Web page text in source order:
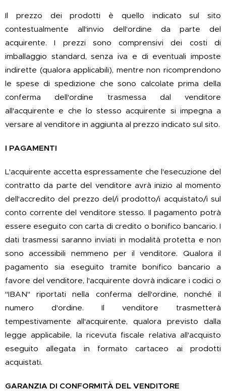
Il prezzo dei prodotti è quello indicato sul sito
contestualmente all'invio dell'ordine da parte del
acquirente. I prezzi sono comprensivi dei costi di
imballaggio standard, senza iva e di eventuali imposte
indirette (qualora applicabili), mentre non ricomprendono
le spese di spedizione che sono calcolate prima della
conferma dell'ordine trasmessa dal venditore
all'acquirente e che lo stesso acquirente si impegna a
versare al venditore in aggiunta al prezzo indicato sul sito.
I PAGAMENTI
L'acquirente accetta espressamente che l'esecuzione del
contratto da parte del venditore avrà inizio al momento
dell'accredito del prezzo del/i prodotto/i acquistato/i sul
conto corrente del venditore stesso. Il pagamento potrà
essere eseguito con carta di credito o bonifico bancario. I
dati trasmessi saranno inviati in modalità protetta e non
sono accessibili nemmeno per il venditore. Qualora il
pagamento sia eseguito tramite bonifico bancario a
favore del venditore, l'acquirente dovrà indicare i codici o
"IBAN" riportati nella conferma dell'ordine, nonché il
numero d'ordine. Il venditore trasmetterà
tempestivamente all'acquirente, qualora previsto dalla
legge applicabile, la ricevuta fiscale relativa all'acquisto
eseguito allegata in formato cartaceo ai prodotti
acquistati.
GARANZIA DI CONFORMITÀ DEL VENDITORE